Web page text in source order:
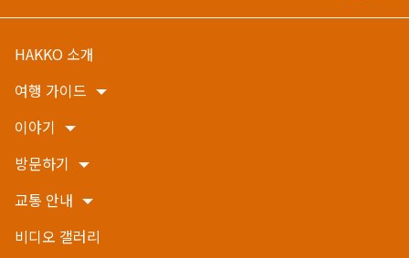
HAKKO 소개
여행 가이드
이야기
방문하기
교통 안내
비디오 갤러리